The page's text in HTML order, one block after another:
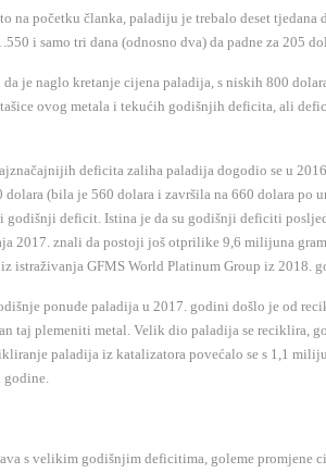
na početku članka, paladiju je trebalo deset tjedana
i samo tri dana (odnosno dva) da padne za 205
je naglo kretanje cijena paladija, s niskih 800
ovog metala i tekućih godišnjih deficita, ali
deficita zaliha paladija dogodio se u
dolara (bila je 560 dolara i završila na 660 dolara po
godišnji deficit. Istina je da su godišnji deficiti
2017. znali da postoji još otprilike 9,6 milijuna
istraživanja GFMS World Platinum Group iz 2018.
ponude paladija u 2017. godini došlo je od
taj plemeniti metal. Velik dio paladija se reciklira,
paladija iz katalizatora povećalo se s 1,1
s velikim godišnjim deficitima, goleme promjene